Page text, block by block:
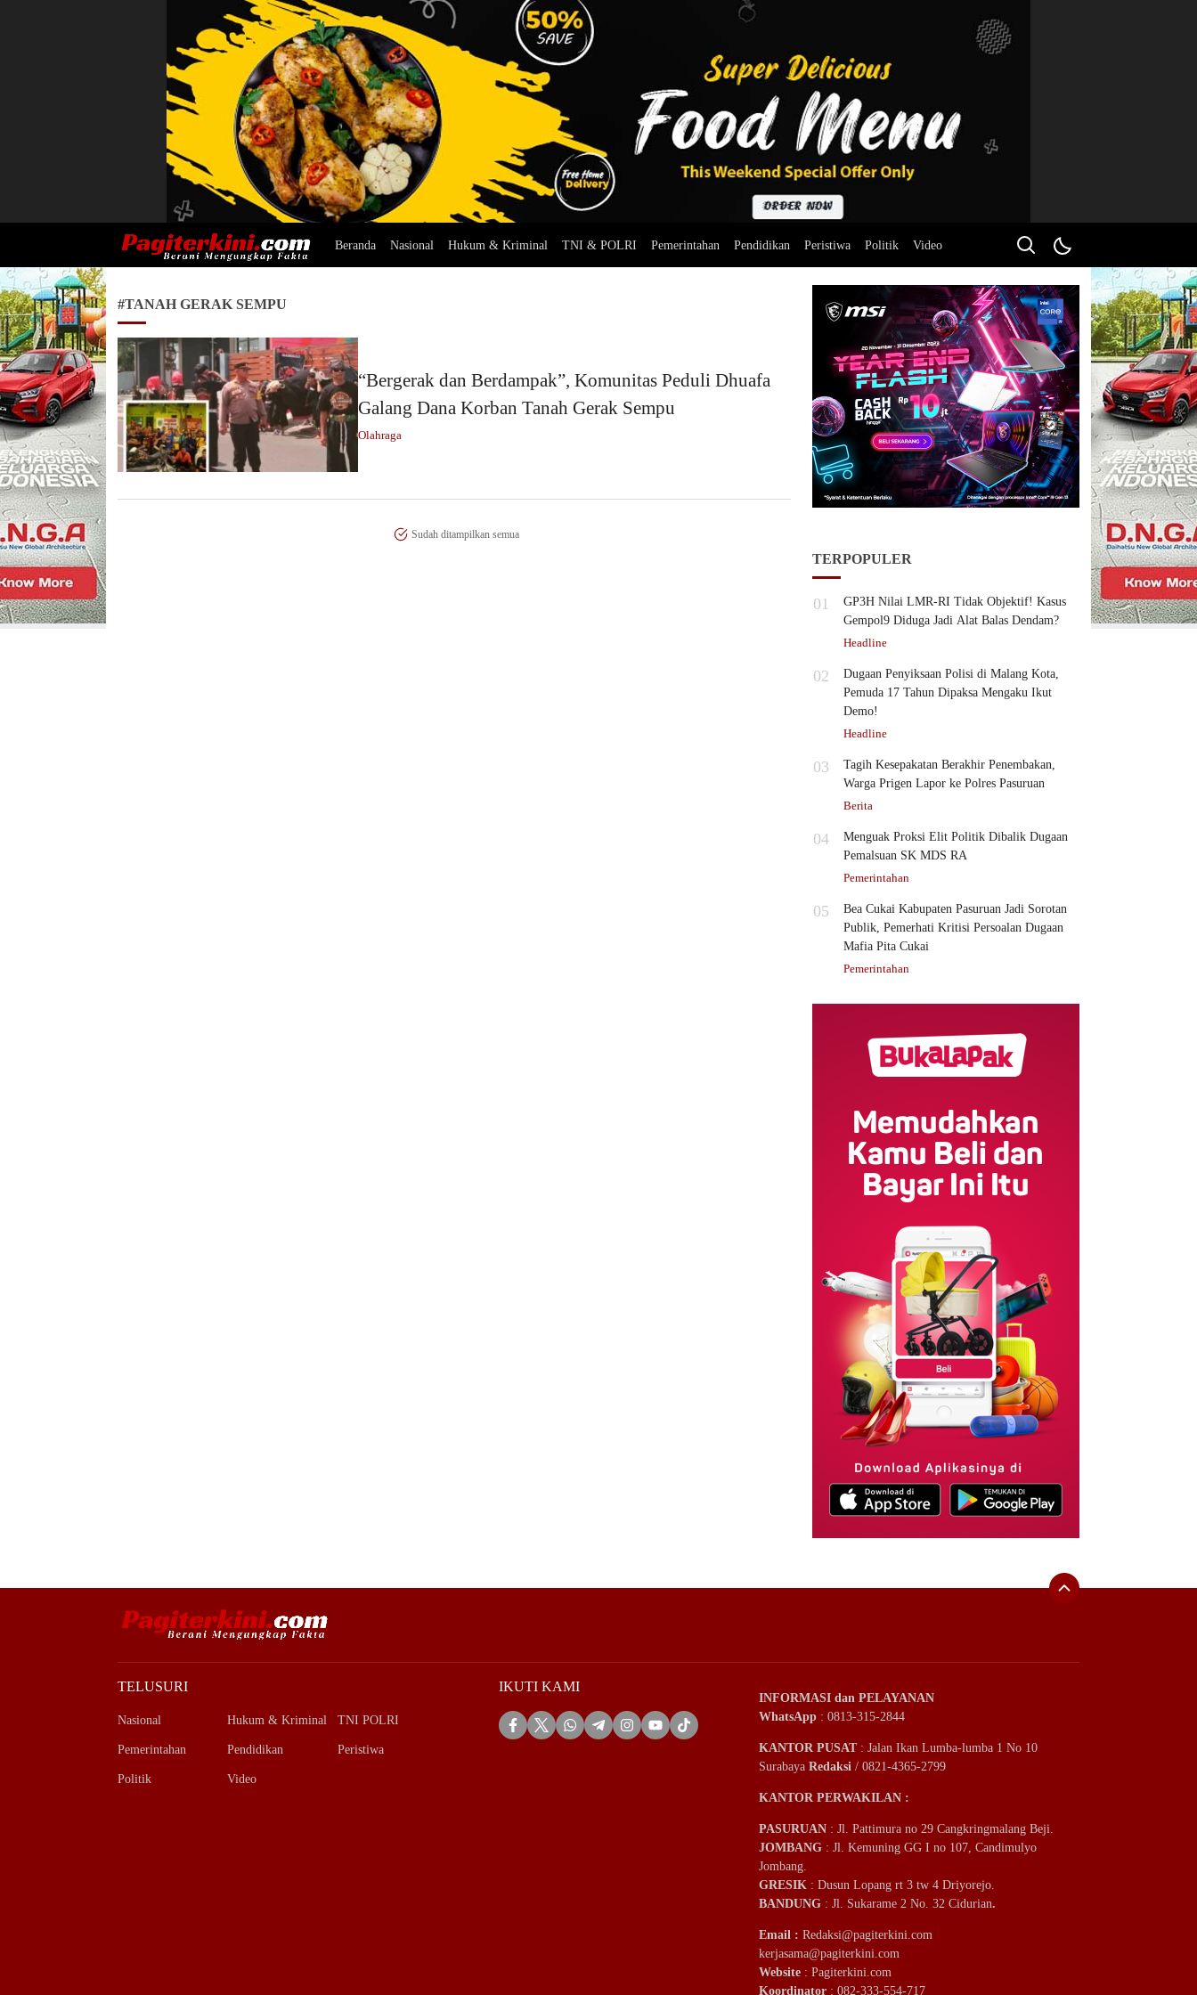
Beranda Nasional Hukum & Kriminal TNI & POLRI Pemerintahan Pendidikan Peristiwa Politik Video
#TANAH GERAK SEMPU
“Bergerak dan Berdampak”, Komunitas Peduli Dhuafa
Galang Dana Korban Tanah Gerak Sempu
Olahraga
Sudah ditampilkan semua
TERPOPULER
01
GP3H Nilai LMR-RI Tidak Objektif! Kasus
Gempol9 Diduga Jadi Alat Balas Dendam?
Headline
02
Dugaan Penyiksaan Polisi di Malang Kota,
Pemuda 17 Tahun Dipaksa Mengaku Ikut
Demo!
Headline
03
Tagih Kesepakatan Berakhir Penembakan,
Warga Prigen Lapor ke Polres Pasuruan
Berita
04
Menguak Proksi Elit Politik Dibalik Dugaan
Pemalsuan SK MDS RA
Pemerintahan
05
Bea Cukai Kabupaten Pasuruan Jadi Sorotan
Publik, Pemerhati Kritisi Persoalan Dugaan
Mafia Pita Cukai
Pemerintahan
TELUSURI
Nasional Hukum & Kriminal TNI POLRI
Pemerintahan Pendidikan Peristiwa
Politik Video
IKUTI KAMI
INFORMASI dan PELAYANAN
WhatsApp : 0813-315-2844
KANTOR PUSAT: Jalan Ikan Lumba-lumba 1 No 10
Surabaya Redaksi / 0821-4365-2799
KANTOR PERWAKILAN :
PASURUAN : Jl. Pattimura no 29 Cangkringmalang Beji.
JOMBANG : Jl. Kemuning GG I no 107, Candimulyo
Jombang.
GRESIK : Dusun Lopang rt 3 tw 4 Driyorejo.
BANDUNG : Jl. Sukarame 2 No. 32 Cidurian.
Email : Redaksi@pagiterkini.com
kerjasama@pagiterkini.com
Website : Pagiterkini.com
Koordinator : 082-333-554-717